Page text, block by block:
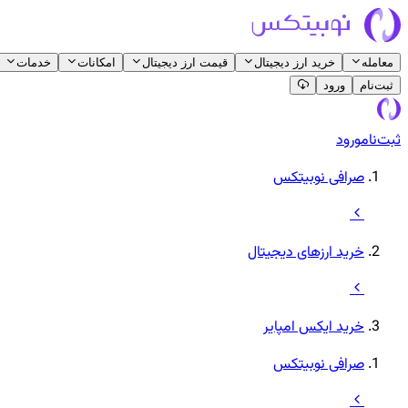
معامله خرید ارز دیجیتال قیمت ارز دیجیتال امکانات خدمات
ثبت‌نام
ورود
ثبت‌نامورود
صرافی نوبیتکس
خرید ارزهای دیجیتال
خرید ایکس امپایر
صرافی نوبیتکس